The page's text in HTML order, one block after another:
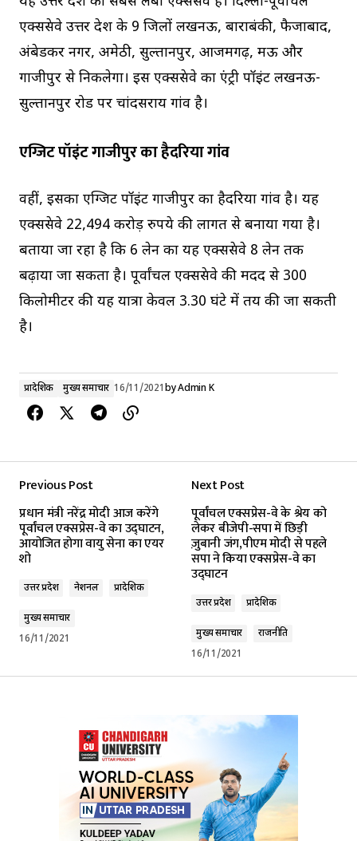
एक्सप्रेसवे उत्तर प्रदेश के 9 जिलों लखनऊ, बाराबंकी, फैजाबाद,
अंबेडकर नगर, अमेठी, सुल्तानपुर, आजमगढ़, मऊ और
गाजीपुर से निकलेगा। इस एक्सप्रेसवे का एंट्री पॉइंट लखनऊ-
सुल्तानपुर रोड पर चांदसराय गांव है।
एग्जिट पॉइंट गाजीपुर का हैदरिया गांव
वहीं, इसका एग्जिट पॉइंट गाजीपुर का हैदरिया गांव है। यह
एक्सप्रेसवे 22,494 करोड़ रुपये की लागत से बनाया गया है।
बताया जा रहा है कि 6 लेन का यह एक्सप्रेसवे 8 लेन तक
बढ़ाया जा सकता है। पूर्वांचल एक्सप्रेसवे की मदद से 300
किलोमीटर की यह यात्रा केवल 3.30 घंटे में तय की जा सकती
है।
प्रादेशिक मुख्य समाचार 16/11/2021byAdmin K
Previous Post
प्रधान मंत्री नरेंद्र मोदी आज करेंगे
पूर्वांचल एक्सप्रेस-वे का उद्घाटन,
आयोजित होगा वायु सेना का एयर
शो
उत्तर प्रदेश नेशनल प्रादेशिक
मुख्य समाचार
16/11/2021
Next Post
पूर्वांचल एक्सप्रेस-वे के श्रेय को
लेकर बीजेपी-सपा में छिड़ी
ज़ुबानी जंग,पीएम मोदी से पहले
सपा ने किया एक्सप्रेस-वे का
उद्घाटन
उत्तर प्रदेश प्रादेशिक
मुख्य समाचार
राजनीति
16/11/2021